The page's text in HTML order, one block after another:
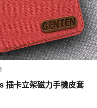
插卡立架磁力手機皮套